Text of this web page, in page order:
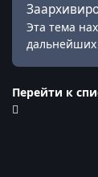
Эта тема
дальнейших
Перейти к